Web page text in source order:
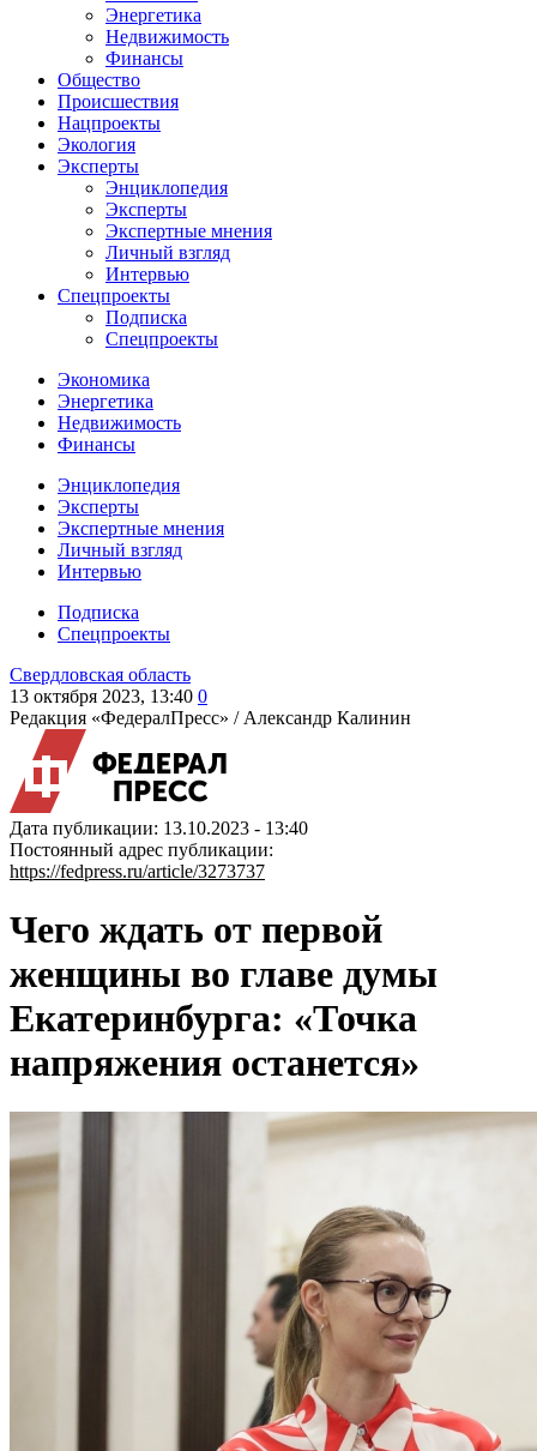
Энергетика
Недвижимость
Финансы
Общество
Происшествия
Нацпроекты
Экология
Эксперты
Энциклопедия
Эксперты
Экспертные мнения
Личный взгляд
Интервью
Спецпроекты
Подписка
Спецпроекты
Экономика
Энергетика
Недвижимость
Финансы
Энциклопедия
Эксперты
Экспертные мнения
Личный взгляд
Интервью
Подписка
Спецпроекты
Свердловская область
13 октября 2023, 13:40 0
Редакция «ФедералПресс» / Александр Калинин
Дата публикации: 13.10.2023 - 13:40
Постоянный адрес публикации:
https://fedpress.ru/article/3273737
Чего ждать от первой
женщины во главе думы
Екатеринбурга: «Точка
напряжения останется»